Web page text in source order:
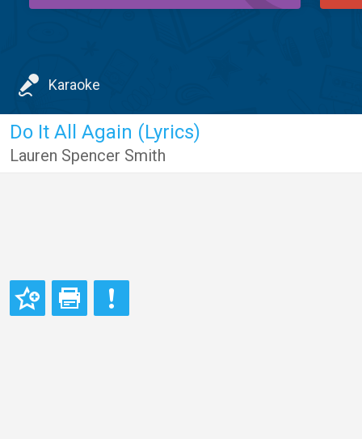
Karaoke
Do It All Again (Lyrics)
Lauren Spencer Smith